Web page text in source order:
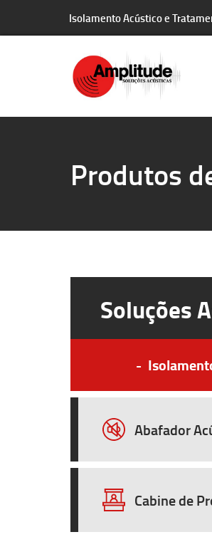
Isolamento Acústico e
Produtos
Soluções
-
Abafador
Cabine de